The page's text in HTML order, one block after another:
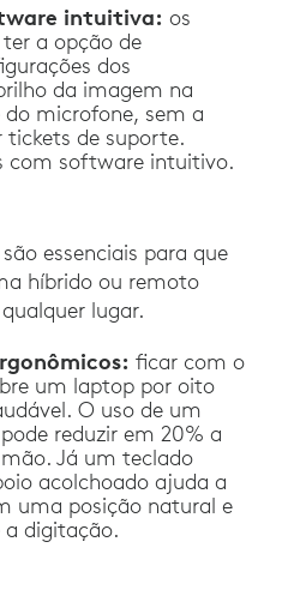
intuitiva: os
a opção de
dos
da imagem na
microfone, sem a
tickets de suporte.
com software intuitivo.
essenciais para que
híbrido ou remoto
lugar.
ficar com o
um laptop por oito
O uso de um
reduzir em 20% a
Já um teclado
acolchoado ajuda a
uma posição natural e
digitação.